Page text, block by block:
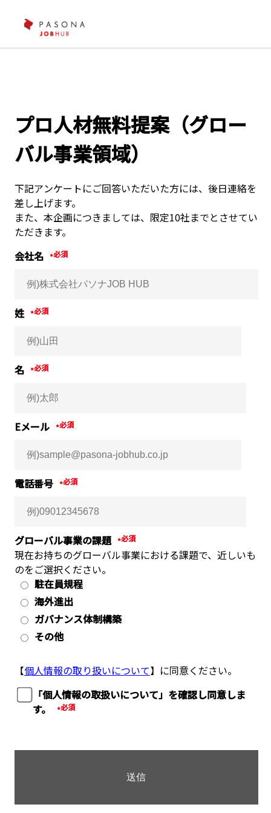
プロ人材無料提案（グロー
バル事業領域）
下記アンケートにご回答いただいた方には、後日連絡を
差し上げます。
また、本企画につきましては、限定10社までとさせてい
ただきます。
会社名 *
姓 *
名 *
Eメール *
電話番号 *
グローバル事業の課題 *
現在お持ちのグローバル事業における課題で、近しいも
のをご選択ください。
駐在員規程
海外進出
ガバナンス体制構築
その他
【個人情報の取り扱いについて】に同意ください。
「個人情報の取扱いについて」を確認し同意しま
す。
*